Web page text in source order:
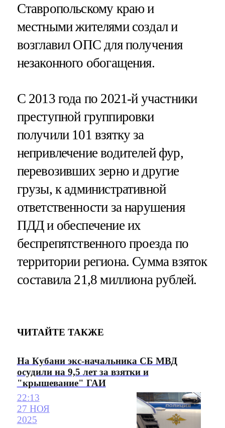
Ставропольскому краю и
местными жителями создал и
возглавил ОПС для получения
незаконного обогащения.
С 2013 года по 2021-й участники
преступной группировки
получили 101 взятку за
непривлечение водителей фур,
перевозивших зерно и другие
грузы, к административной
ответственности за нарушения
ПДД и обеспечение их
беспрепятственного проезда по
территории региона. Сумма взяток
составила 21,8 миллиона рублей.
ЧИТАЙТЕ ТАКЖЕ
На Кубани экс-начальника СБ МВД
осудили на 9,5 лет за взятки и
"крышевание" ГАИ
22:13
27 НОЯ
2025